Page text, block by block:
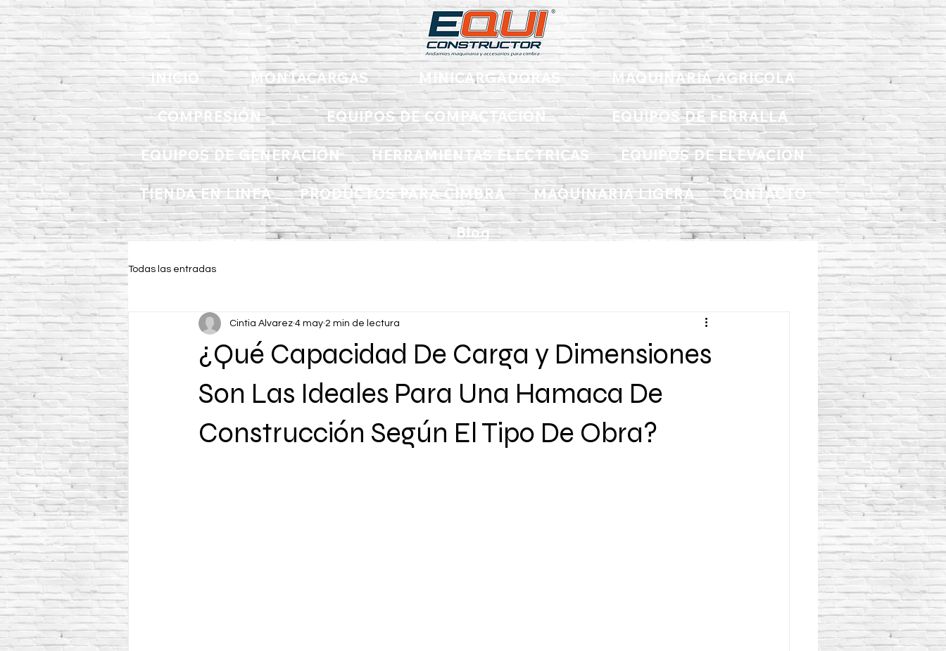
INICIO MONTACARGAS MINICARGADORAS MAQUINARIA AGRICOLA
COMPRESIÓN EQUIPOS DE COMPACTACIÓN EQUIPOS DE FERRALLA
EQUIPOS DE GENERACIÓN HERRAMIENTAS ELÉCTRICAS EQUIPOS DE ELEVACIÓN
TIENDA EN LINEA PRODUCTOS PARA CIMBRA MAQUINARIA LIGERA CONTACTO
Blog
Todas las entradas
¿Qué Capacidad De Carga y Dimensiones
Son Las Ideales Para Una Hamaca De
Construcción Según El Tipo De Obra?
Cintia Alvarez 4 may 2 min de lectura